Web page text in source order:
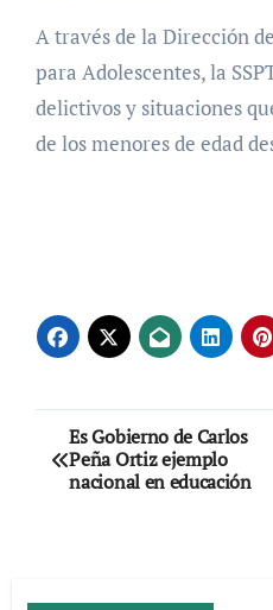
A través de la Dirección
para Adolescentes, la
delictivos y situaciones
de los menores de edad
Navegación
de
Es Gobierno de Carlos
Peña Ortiz ejemplo
nacional en educación